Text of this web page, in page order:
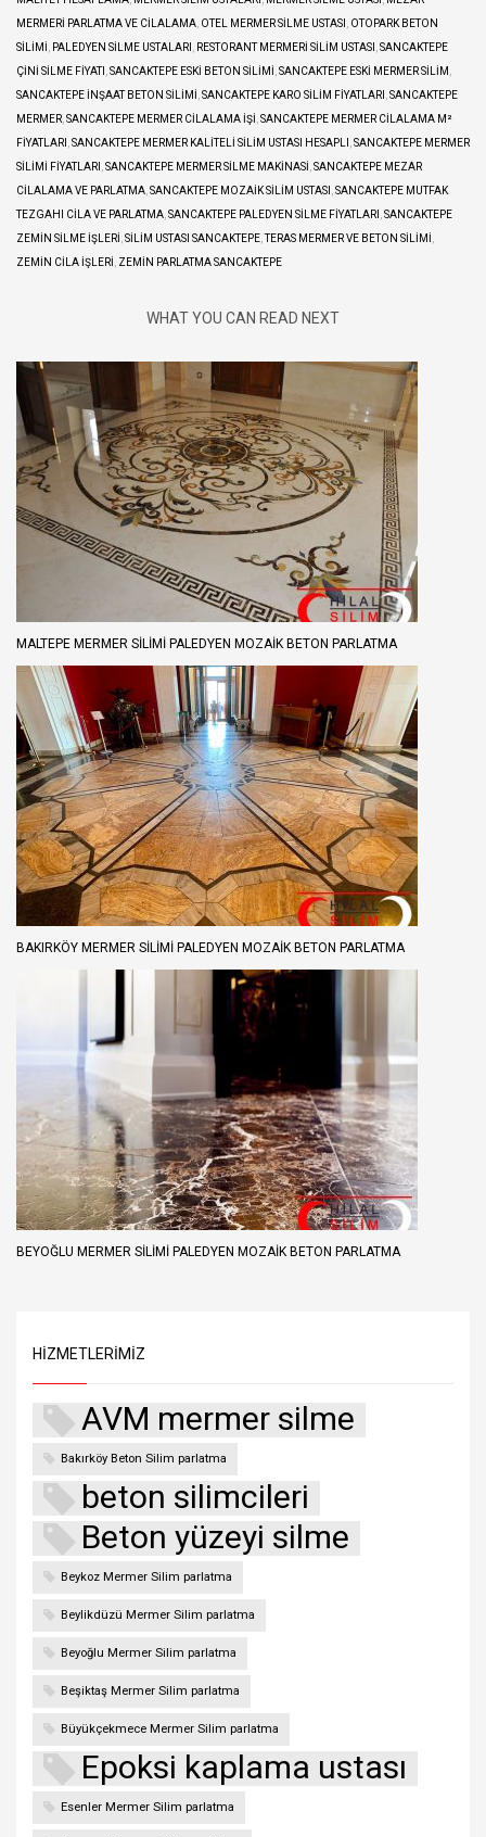
MERMERI PARLATMA VE CILALAMA OTEL MERMER SILME USTASI
OTOPARK BETON
SILIMI
PALEDYEN SILME USTALARI RESTORANT MERMERI SILIM USTASI
SANCAKTEPE
ÇINI SILME FIYATI SANCAKTEPE ESKI BETON SILIMI SANCAKTEPE ESKI MERMER SILIM
SANCAKTEPE INŞAAT BETON SILIMI SANCAKTEPE KARO SILIM FIYATLARI
SANCAKTEPE
MERMER SANCAKTEPE MERMER CILALAMA IŞI SANCAKTEPE MERMER CILALAMA M²
FIYATLARI
SANCAKTEPE MERMER KALITELI SILIM USTASI HESAPLI
SANCAKTEPE MERMER
SILIMI FIYATLARI
SANCAKTEPE MERMER SILME MAKINASI SANCAKTEPE MEZAR
CILALAMA VE PARLATMA SANCAKTEPE MOZAIK SILIM USTASI
SANCAKTEPE MUTFAK
TEZGAHI CILA VE PARLATMA SANCAKTEPE PALEDYEN SILME FIYATLARI
SANCAKTEPE
ZEMIN SILME IŞLERI SILIM USTASI SANCAKTEPE ,TERAS MERMER VE BETON SILIMI
ZEMIN CILA IŞLERI ZEMIN PARLATMA SANCAKTEPE
WHAT YOU CAN READ NEXT
MALTEPE MERMER SILIMI PALEDYEN MOZAIK BETON PARLATMA
BAKIRKÖY MERMER SILIMI PALEDYEN MOZAIK BETON PARLATMA
BEYOĞLU MERMER SILIMI PALEDYEN MOZAIK BETON PARLATMA
HIZMETLERIMIZ
AVM mermer silme
Bakırköy Beton Silim parlatma
beton silimcileri
Beton yüzeyi silme
Beykoz Mermer Silim parlatma
Beylikdüzü Mermer Silim parlatma
Beyoğlu Mermer Silim parlatma
Beşiktaş Mermer Silim parlatma
Büyükçekmece Mermer Silim parlatma
Epoksi kaplama ustası
Esenler Mermer Silim parlatma